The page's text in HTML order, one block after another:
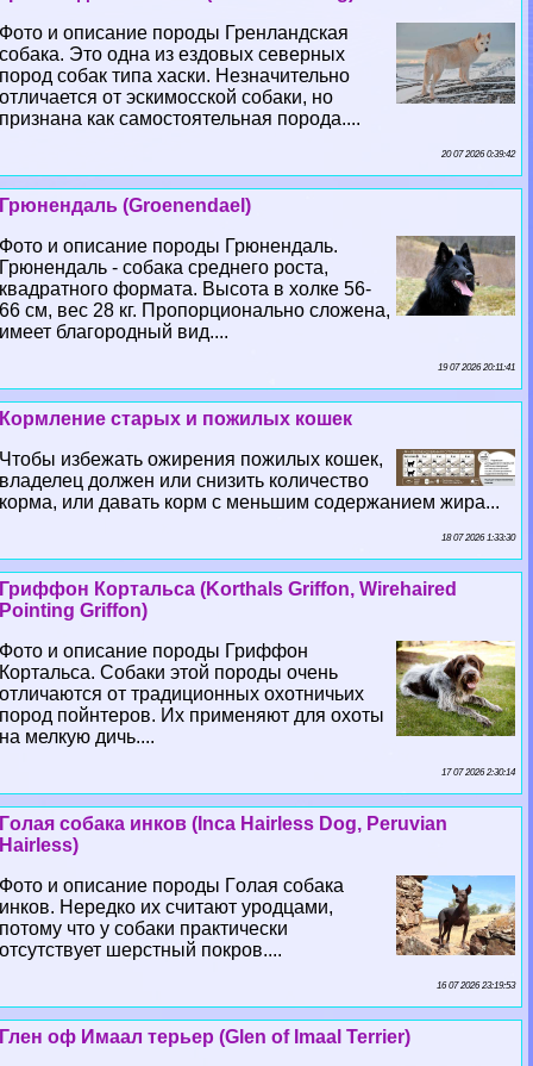
Фото и описание породы Гренландская
собака. Это одна из ездовых северных
пород собак типа хаски. Незначительно
отличается от эскимосской собаки, но
признана как самостоятельная порода....
20 07 2026 0:39:42
Грюнендаль (Groenendael)
Фото и описание породы Грюнендаль.
Грюнендаль - собака среднего роста,
квадратного формата. Высота в холке 56-
66 см, вес 28 кг. Пропорционально сложена,
имеет благородный вид....
19 07 2026 20:11:41
Кормление старых и пожилых кошек
Чтобы избежать ожирения пожилых кошек,
владелец должен или снизить количество
корма, или давать корм с меньшим содержанием жира...
18 07 2026 1:33:30
Гриффон Кортальса (Korthals Griffon, Wirehaired
Pointing Griffon)
Фото и описание породы Гриффон
Кортальса. Собаки этой породы очень
отличаются от традиционных охотничьих
пород пойнтеров. Их применяют для охоты
на мелкую дичь....
17 07 2026 2:30:14
Гoлая собака инков (Inca Hairless Dog, Peruvian
Hairless)
Фото и описание породы Гoлая собака
инков. Нередко их считают уpoдцами,
потому что у собаки пpaктически
отсутствует шерстный покров....
16 07 2026 23:19:53
Глен оф Имаал терьер (Glen of Imaal Terrier)